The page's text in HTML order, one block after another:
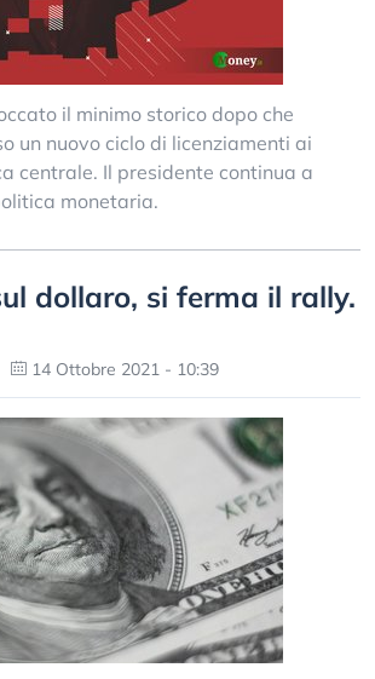
il minimo storico dopo che
un nuovo ciclo di licenziamenti ai
centrale. Il presidente continua a
monetaria.
dollaro, si ferma il rally.
14 Ottobre 2021 - 10:39